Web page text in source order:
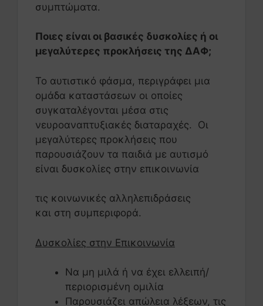
συμπτώματα.
Ποιες είναι οι βασικές δυσκολίες ή οι
μεγαλύτερες προκλήσεις της ΔΑΦ;
Το αυτιστικό φάσμα, περιγράφει μια
ομάδα καταστάσεων οι οποίες
συγκαταλέγονται μέσα στις
νευροαναπτυξιακές διαταραχές. Οι
μεγαλύτερες προκλήσεις που
παρουσιάζουν τα παιδιά με αυτισμό
είναι δυσκολίες στην επικοινωνία
τις κοινωνικές αλληλεπιδράσεις
και στη συμπεριφορά.
Δυσκολίες στην Επικοινωνία
Να μη μιλά ή να έχει ελλειπή/
περιορισμένη ομιλία
Παρουσιάζει απώλεια λέξεων, τις